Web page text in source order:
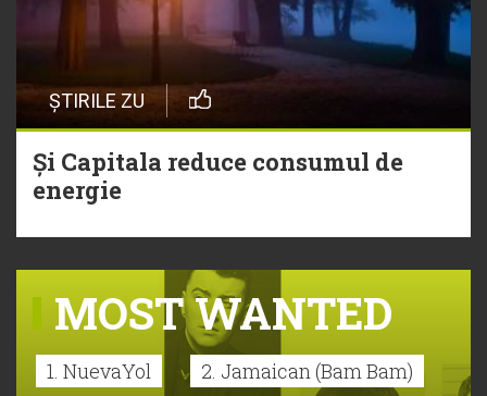
ȘTIRILE ZU
Și Capitala reduce consumul de
energie
MOST WANTED
1. NuevaYol 2. Jamaican (Bam Bam)